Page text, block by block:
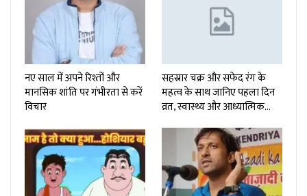
नए साल में अपने रिश्तों और
मानसिक शांति पर गंभीरता से करें
विचार
सहस्रार चक्र और सफेद रंग के
महत्व के साथ जानिए पहला दिन
व्रत, स्वास्थ्य और आध्यात्मिक…